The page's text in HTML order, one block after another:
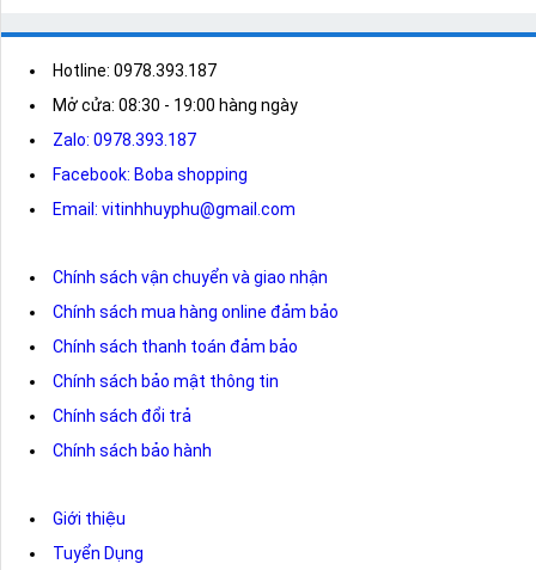
Hotline: 0978.393.187
Mở cửa: 08:30 - 19:00 hàng ngày
Zalo: 0978.393.187
Facebook: Boba shopping
Email: vitinhhuyphu@gmail.com
Chính sách vận chuyển và giao nhận
Chính sách mua hàng online đảm bảo
Chính sách thanh toán đảm bảo
Chính sách bảo mật thông tin
Chính sách đổi trả
Chính sách bảo hành
Giới thiệu
Tuyển Dụng